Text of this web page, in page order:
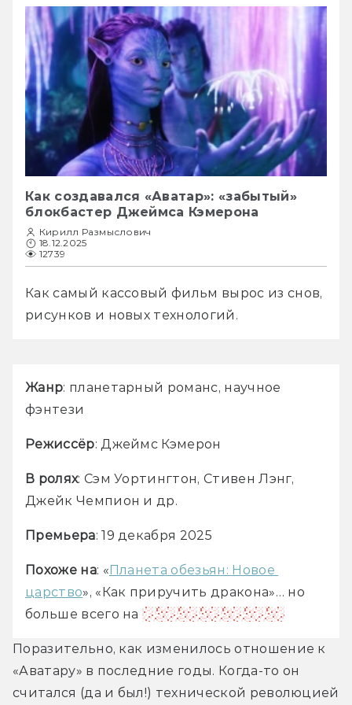
Как создавался «Аватар»: «забытый»
блокбастер Джеймса Кэмерона
Кирилл Размыслович
18.12.2025
12739
Как самый кассовый фильм вырос из снов,
рисунков и новых технологий.
Жанр: планетарный романс, научное
фэнтези
Режиссёр: Джеймс Кэмерон
В ролях: Сэм Уортингтон, Стивен Лэнг,
Джейк Чемпион и др.
Премьера: 19 декабря 2025
Похоже на: «Планета обезьян: Новое
царство», «Как приручить дракона»… но
больше всего на «Аватар: Путь воды»
Поразительно, как изменилось отношение к
«Аватару» в последние годы. Когда-то он
считался (да и был!) технической революцией